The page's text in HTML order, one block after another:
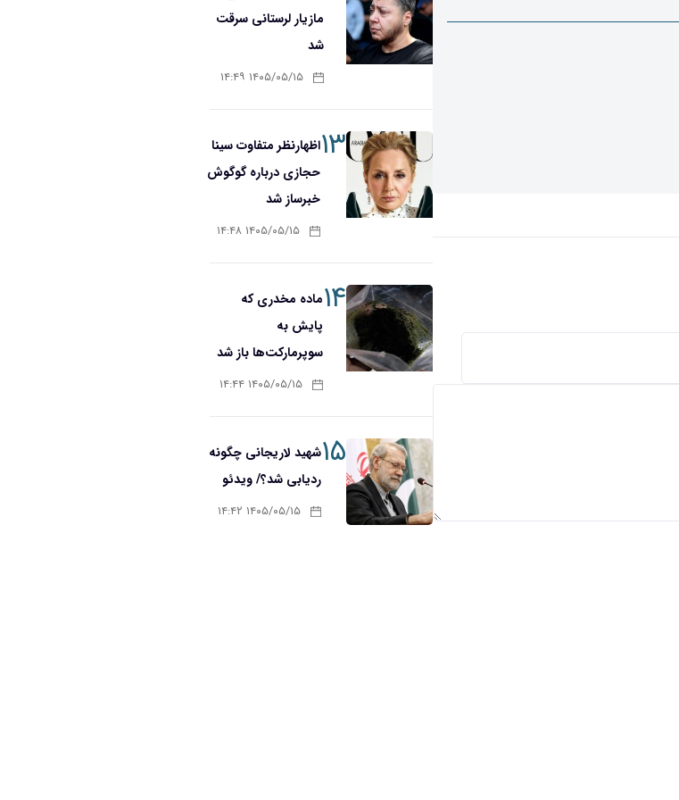
مازیار لرستانی سرقت
شد
۱۴۰۵/۰۵/۱۵ ۱۴:۴۹
۱۳اظهارنظر متفاوت سینا
حجازی درباره گوگوش
خبرساز شد
۱۴۰۵/۰۵/۱۵ ۱۴:۴۸
۱۴ماده مخدری که
پایش به
سوپرمارکت‌ها باز شد
۱۴۰۵/۰۵/۱۵ ۱۴:۴۴
۱۵شهید لاریجانی چگونه
ردیابی شد؟/ ویدئو
۱۴۰۵/۰۵/۱۵ ۱۴:۴۲